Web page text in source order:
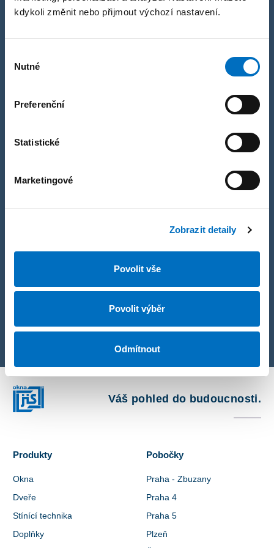
kdykoli změnit nebo přijmout výchozí nastavení.
souhlasu
Nutné
Preferenční
Statistické
Marketingové
Zobrazit detaily
Povolit vše
Povolit výběr
Odmítnout
Radka Votavová
Obchodní referentka
Váš pohled do budoucnosti.
Produkty
Okna
Dveře
Stínící technika
Doplňky
Pobočky
Praha - Zbuzany
Praha 4
Praha 5
Plzeň